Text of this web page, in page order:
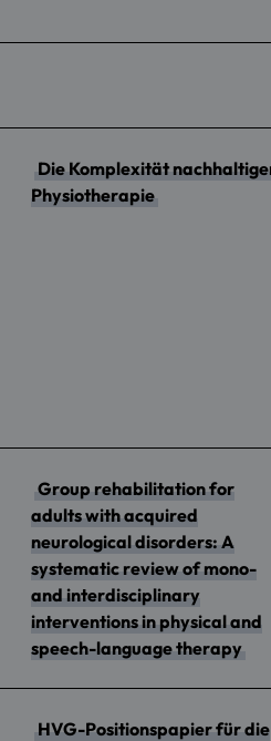
Die Komplexität
Physiotherapie
Group rehabilitation for
adults with acquired
neurological disorders: A
systematic review of mono-
and interdisciplinary
interventions in physical and
speech-language therapy
HVG-Positionspapier für die